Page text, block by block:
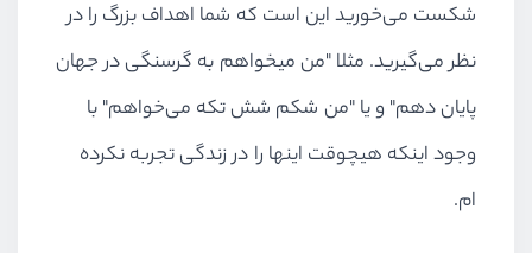
شکست می‌خورید این است که شما اهداف بزرگ را در
نظر می‌گیرید. مثلا "من میخواهم به گرسنگی در جهان
پایان دهم" و یا "من شکم شش تکه می‌خواهم" با
وجود اینکه هیچوقت اینها را در زندگی تجربه نکرده
ام.